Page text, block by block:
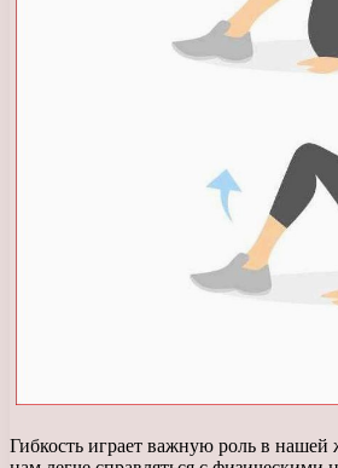
Гибкость играет важную роль в нашей